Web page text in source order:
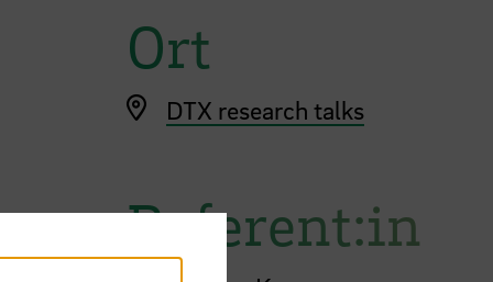
Ort
DTX research talks
Referent:in